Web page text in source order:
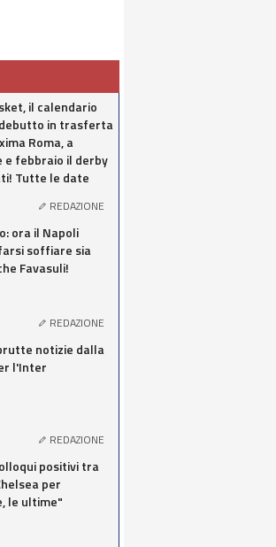
il calendario
in trasferta
Roma, a
e febbraio il derby
Tutte le date
REDAZIONE
ora il Napoli
soffiare sia
Favasuli!
REDAZIONE
notizie dalla
l'Inter
REDAZIONE
positivi tra
per
le ultime"